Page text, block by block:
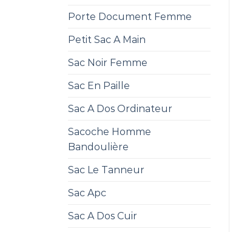
Porte Document Femme
Petit Sac A Main
Sac Noir Femme
Sac En Paille
Sac A Dos Ordinateur
Sacoche Homme
Bandoulière
Sac Le Tanneur
Sac Apc
Sac A Dos Cuir